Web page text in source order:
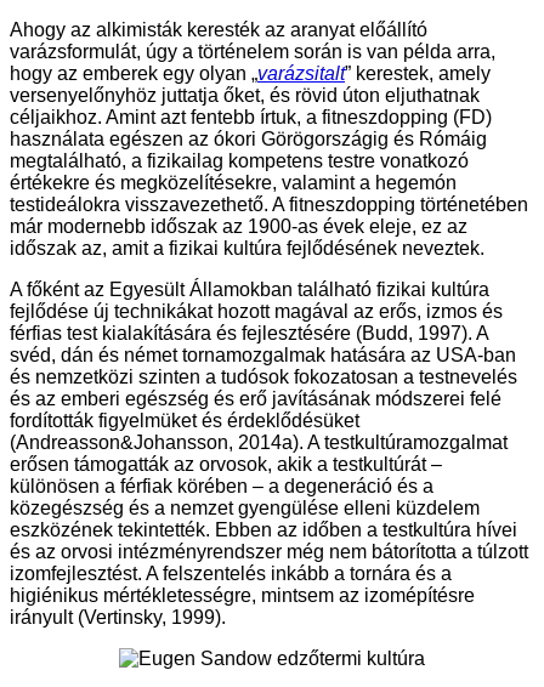
Ahogy az alkimisták keresték az aranyat előállító
varázsformulát, úgy a történelem során is van példa arra,
hogy az emberek egy olyan „varázsitalt” kerestek, amely
versenyelőnyhöz juttatja őket, és rövid úton eljuthatnak
céljaikhoz. Amint azt fentebb írtuk, a fitneszdopping (FD)
használata egészen az ókori Görögországig és Rómáig
megtalálható, a fizikailag kompetens testre vonatkozó
értékekre és megközelítésekre, valamint a hegemón
testideálokra visszavezethető. A fitneszdopping történetében
már modernebb időszak az 1900-as évek eleje, ez az
időszak az, amit a fizikai kultúra fejlődésének neveztek.
A főként az Egyesült Államokban található fizikai kultúra
fejlődése új technikákat hozott magával az erős, izmos és
férfias test kialakítására és fejlesztésére (Budd, 1997). A
svéd, dán és német tornamozgalmak hatására az USA-ban
és nemzetközi szinten a tudósok fokozatosan a testnevelés
és az emberi egészség és erő javításának módszerei felé
fordították figyelmüket és érdeklődésüket
(Andreasson&Johansson, 2014a). A testkultúramozgalmat
erősen támogatták az orvosok, akik a testkultúrát –
különösen a férfiak körében – a degeneráció és a
közegészség és a nemzet gyengülése elleni küzdelem
eszközének tekintették. Ebben az időben a testkultúra hívei
és az orvosi intézményrendszer még nem bátorította a túlzott
izomfejlesztést. A felszentelés inkább a tornára és a
higiénikus mértékletességre, mintsem az izomépítésre
irányult (Vertinsky, 1999).